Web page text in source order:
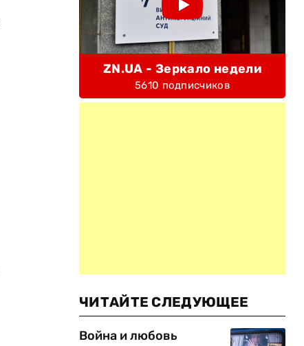
ZN.UA - Зеркало недели
5610 подписчиков
ЧИТАЙТЕ СЛЕДУЮЩЕЕ
Война и любовь